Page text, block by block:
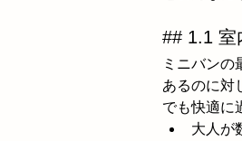
## 1.1 室
ミニバンの
あるのに対
でも快適に
大人が